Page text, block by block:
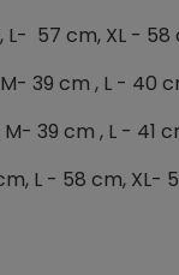
L- 57 cm, XL - 58
39 cm , L - 40
39 cm , L - 41
L - 58 cm, XL-